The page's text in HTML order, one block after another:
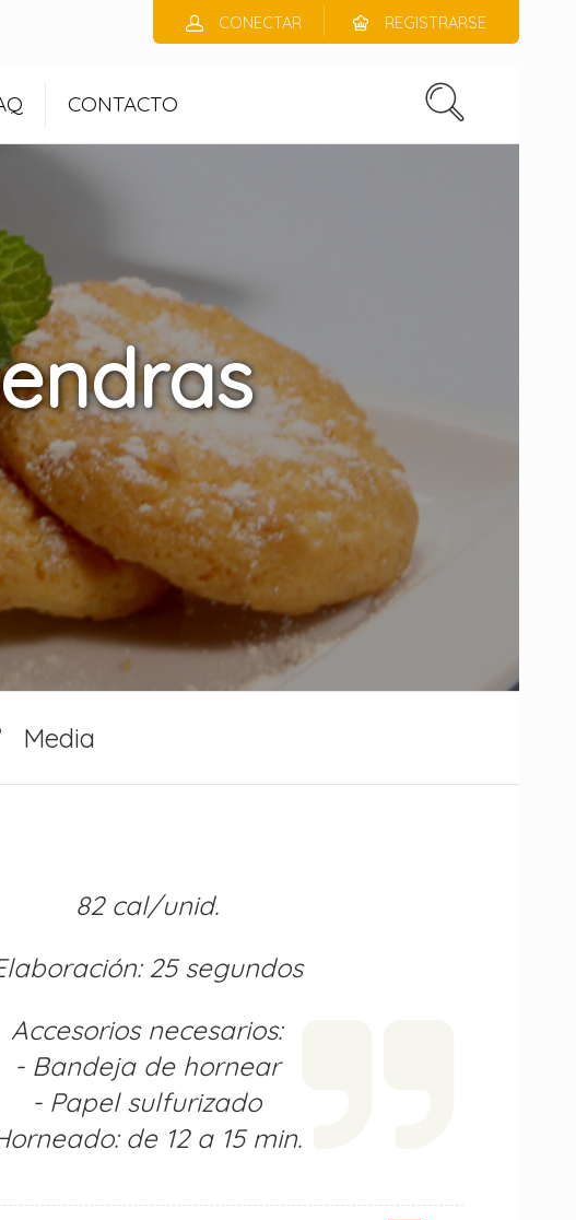
CONECTAR REGISTRARSE
CONTACTO
Media
82 cal/unid.
25 segundos
Accesorios necesarios:
- Bandeja de hornear
- Papel sulfurizado
de 12 a 15 min.